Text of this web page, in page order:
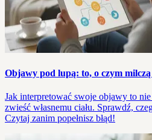
Objawy pod lupą: to, o czym
Jak interpretować swoje objawy to
zwieść własnemu ciału. Sprawdź,
Czytaj zanim popełnisz błąd!